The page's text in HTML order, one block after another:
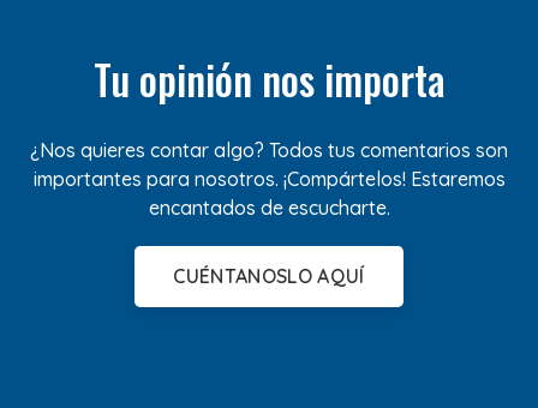
Tu opinión nos importa
¿Nos quieres contar algo? Todos tus comentarios son
importantes para nosotros. ¡Compártelos! Estaremos
encantados de escucharte.
CUÉNTANOSLO AQUÍ